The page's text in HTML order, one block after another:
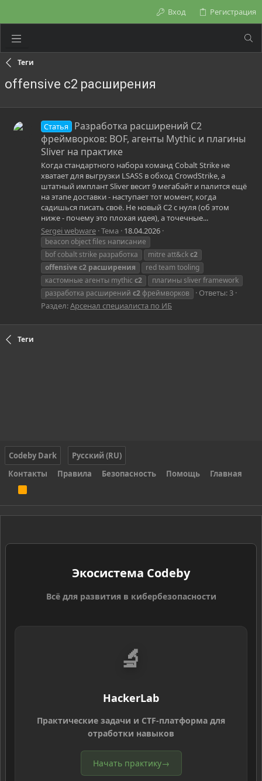
Вход Регистрация
Теги
offensive c2 расширения
Статья
Разработка расширений C2
фреймворков: BOF, агенты Mythic и плагины
Sliver на практике
Когда стандартного набора команд Cobalt Strike не
хватает для выгрузки LSASS в обход CrowdStrike, а
штатный имплант Sliver весит 9 мегабайт и палится ещё
на этапе доставки - наступает тот момент, когда
садишься писать своё. Не новый C2 с нуля (об этом
ниже - почему это плохая идея), а точечные...
Sergei webware Тема 18.04.2026
beacon object files написание
bof cobalt strike разработка
mitre att&ckc2
offensivec2 расширения
red team tooling
кастомные агенты mythic c2
плагины sliver framework
разработка расширений c2фреймворков
Ответы: 3
Раздел:Арсенал специалиста по ИБ
Теги
Codeby Dark
Русский (RU)
Контакты
Правила Безопасность Помощь Главная
S
Экосистема Codeby
Всё для развития в кибербезопасности
🔬
HackerLab
Практические задачи и CTF-платформа для
отработки навыков
Начать практику→